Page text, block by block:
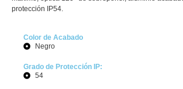
protección IP54.
Color de Acabado
Negro
Grado de Protección IP:
54